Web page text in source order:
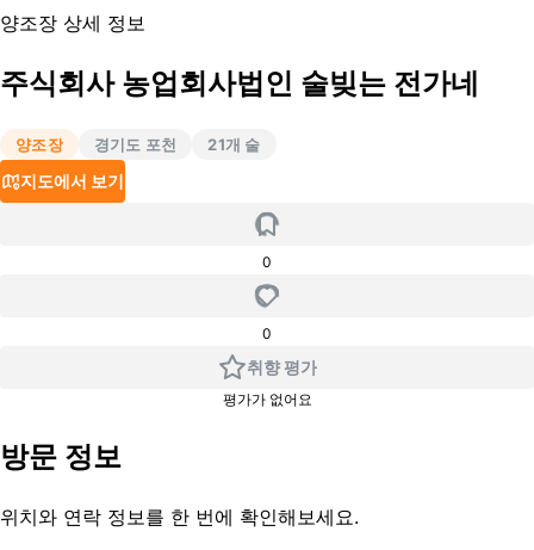
양조장 상세 정보
주식회사 농업회사법인 술빚는 전가네
양조장 경기도 포천 21개 술
지도에서 보기
0
0
취향 평가
평가가 없어요
방문 정보
위치와 연락 정보를 한 번에 확인해보세요.